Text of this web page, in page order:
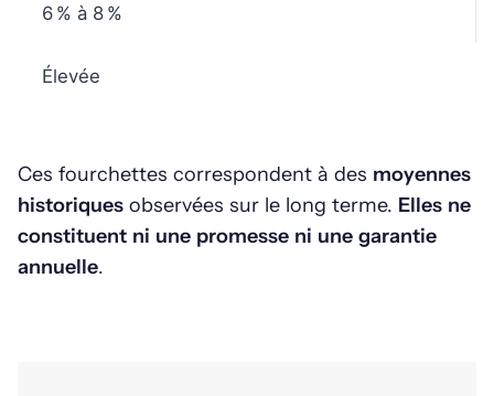
6 % à 8 %
Élevée
Ces fourchettes correspondent à des moyennes
historiques observées sur le long terme. Elles ne
constituent ni une promesse ni une garantie
annuelle.